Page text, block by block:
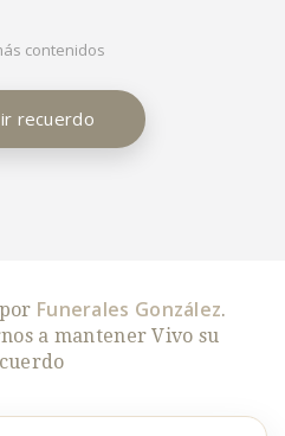
contenidos
recuerdo
Funerales González.
a mantener Vivo su